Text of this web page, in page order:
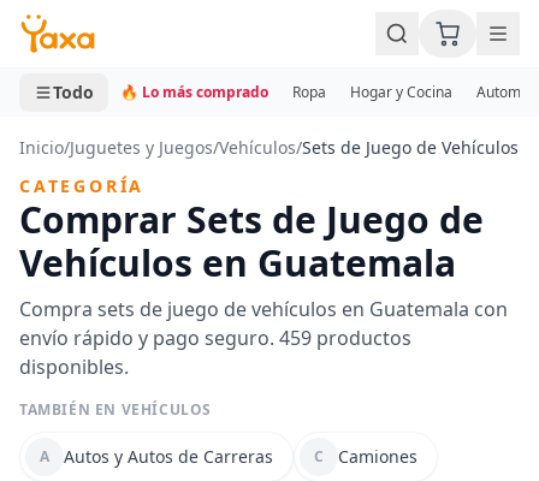
MINI CARRITO
0 productos
Todo 🔥 Lo más comprado Ropa Hogar y Cocina
Inicio/Juguetes y Juegos/Vehículos/Sets de Juego de Vehículos
CATEGORÍA
Comprar Sets de Juego de
Vehículos en Guatemala
Compra sets de juego de vehículos en Guatemala con
envío rápido y pago seguro. 459 productos
disponibles.
TAMBIÉN EN VEHÍCULOS
A Autos y Autos de Carreras C Camiones